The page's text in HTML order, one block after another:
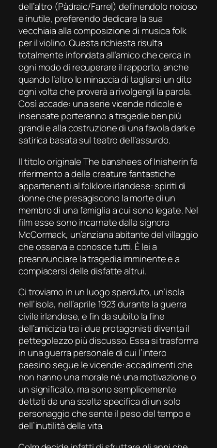
dell’altro (Pàdraic/Farrel) definendolo noioso
e inutile, preferendo dedicare la sua
vecchiaia alla composizione di musica folk
per il violino. Questa richiesta risulta
totalmente infondata all’amico che cerca in
ogni modo di recuperare il rapporto, anche
quando l’altro lo minaccia di tagliarsi un dito
ogni volta che proverà a rivolgergli la parola.
Così accade: una serie vicende ridicole e
insensate porteranno a tragedie ben più
grandi e alla costruzione di una favola dark e
satirica basata sul teatro dell’assurdo.
Il titolo originaleThe banshees of Inisherinfa
riferimento a delle creature fantastiche
appartenenti al folklore irlandese: spiriti di
donne che presagiscono la morte di un
membro di una famiglia a cui sono legate. Nel
film esse sono incarnate dalla signora
McCormack, un’anziana abitante del villaggio
che osserva e conosce tutti. È lei a
preannunciare la tragedia imminente e a
compiacersi delle disfatte altrui.
Ci troviamo in un luogo sperduto, un’isola
nell’isola, nell’aprile 1923 durante la guerra
civile irlandese, e fin da subito la fine
dell’amicizia tra i due protagonisti diventa il
pettegolezzo più discusso. Essa si trasforma
in una guerra personale di cui l’intero
paesino segue le vicende: accadimenti che
non hanno una morale né una motivazione o
un significato, ma sono semplicemente
dettati da una scelta specifica di un solo
personaggio che sente il peso del tempo e
dell’inutilità della vita.